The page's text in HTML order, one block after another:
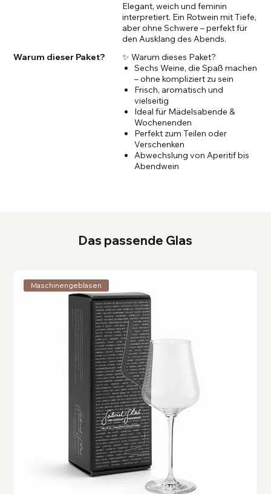
Das passende Glas
Maschinengeblasen
Elegant, weich und feminin
interpretiert. Ein Rotwein mit Tiefe,
aber ohne Schwere – perfekt für
den Ausklang des Abends.
Warum dieser Paket?
✨ Warum dieses Paket?
Sechs Weine, die Spaß machen
– ohne kompliziert zu sein
Frisch, aromatisch und
vielseitig
Ideal für Mädelsabende &
Wochenenden
Perfekt zum Teilen oder
Verschenken
Abwechslung von Aperitif bis
Abendwein